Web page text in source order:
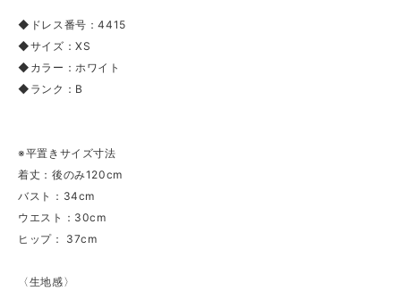
◆ドレス番号：4415
◆サイズ：XS
◆カラー：ホワイト
◆ランク：B
※平置きサイズ寸法
着丈：後のみ120cm
バスト：34cm
ウエスト：30cm
ヒップ： 37cm
〈生地感〉